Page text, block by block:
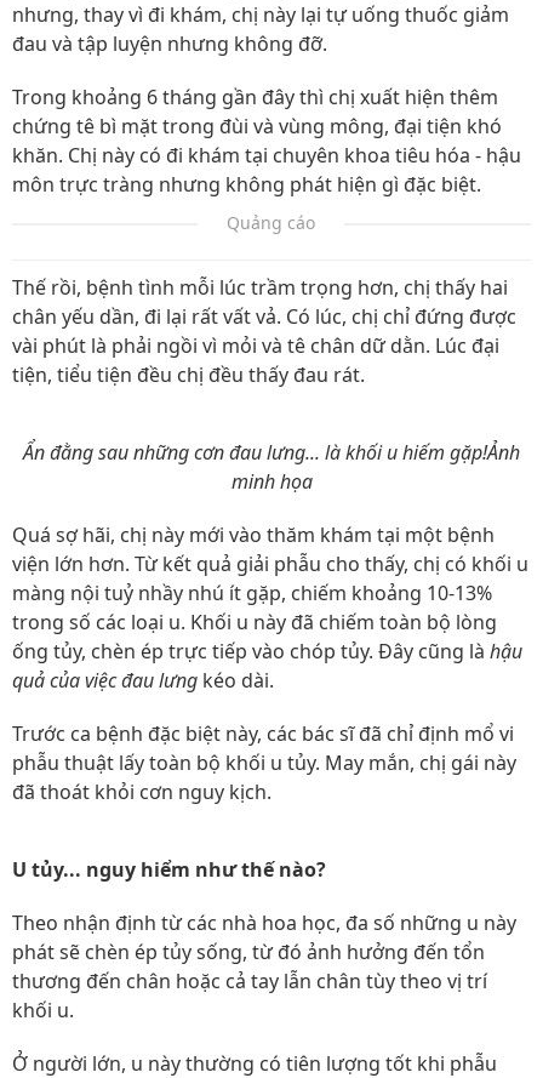
nhưng, thay vì đi khám, chị này lại tự uống thuốc giảm
đau và tập luyện nhưng không đỡ.
Trong khoảng 6 tháng gần đây thì chị xuất hiện thêm
chứng tê bì mặt trong đùi và vùng mông, đại tiện khó
khăn. Chị này có đi khám tại chuyên khoa tiêu hóa - hậu
môn trực tràng nhưng không phát hiện gì đặc biệt.
Quảng cáo
Thế rồi, bệnh tình mỗi lúc trầm trọng hơn, chị thấy hai
chân yếu dần, đi lại rất vất vả. Có lúc, chị chỉ đứng được
vài phút là phải ngồi vì mỏi và tê chân dữ dằn. Lúc đại
tiện, tiểu tiện đều chị đều thấy đau rát.
Ẩn đằng sau những cơn đau lưng... là khối u hiếm gặp!Ảnh
minh họa
Quá sợ hãi, chị này mới vào thăm khám tại một bệnh
viện lớn hơn. Từ kết quả giải phẫu cho thấy, chị có khối u
màng nội tuỷ nhầy nhú ít gặp, chiếm khoảng 10-13%
trong số các loại u. Khối u này đã chiếm toàn bộ lòng
ống tủy, chèn ép trực tiếp vào chóp tủy. Đây cũng là hậu
quả của việc đau lưng kéo dài.
Trước ca bệnh đặc biệt này, các bác sĩ đã chỉ định mổ vi
phẫu thuật lấy toàn bộ khối u tủy. May mắn, chị gái này
đã thoát khỏi cơn nguy kịch.
U tủy... nguy hiểm như thế nào?
Theo nhận định từ các nhà hoa học, đa số những u này
phát sẽ chèn ép tủy sống, từ đó ảnh hưởng đến tổn
thương đến chân hoặc cả tay lẫn chân tùy theo vị trí
khối u.
Ở người lớn, u này thường có tiên lượng tốt khi phẫu